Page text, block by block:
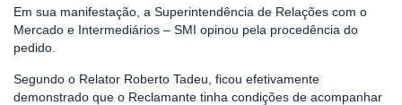
Em sua manifestação, a Superintendência de Relações com o
Mercado e Intermediários – SMI opinou pela procedência do
pedido.
Segundo o Relator Roberto Tadeu, ficou efetivamente
demonstrado que o Reclamante tinha condições de acompanhar